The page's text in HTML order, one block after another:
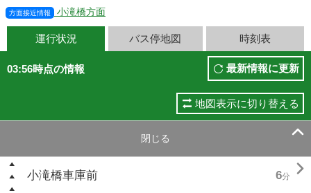
方面接近情報 小滝橋方面
運行状況 バス停地図 時刻表
03:56時点の情報 最新情報に更新
地図表示に切り替える
閉じる 
小滝橋車庫前 6分 